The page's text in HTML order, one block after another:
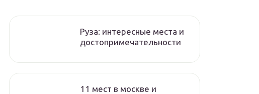
Руза: интересные места и
достопримечательности
11 мест в москве и